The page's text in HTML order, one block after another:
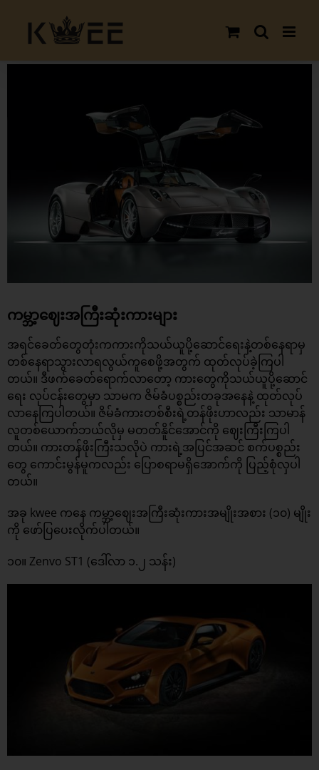
content
ကမ္ဘာ့ဈေးအကြီးဆုံးကားများ
အရင်ခေတ်တွေတုံးကကားကိုသယ်ယူပို့ဆောင်ရေးနဲ့တစ်နေရာမှ
တစ်နေရာသွားလာရလွယ်ကူစေဖို့အတွက် ထုတ်လုပ်ခဲ့ကြပါ
တယ်။ ဒီဖက်ခေတ်ရောက်လာတော့ ကားတွေကိုသယ်ယူပို့ဆောင်
ရေး လုပ်ငန်းတွေမှာ သာမက ဇိမ်ခံပစ္စည်းတခုအနေနဲ့ ထုတ်လုပ်
လာနေကြပါတယ်။ ဇိမ်ခံကားတစ်စီးရဲ့တန်ဖိုးဟာလည်း သာမာန်
လူတစ်ယောက်ဘယ်လိုမှ မတတ်နိူင်အောင်ကို ဈေးကြီးကြပါ
တယ်။ ကားတန်ဖိုးကြီးသလိုပဲ ကားရဲ့အပြင်အဆင် စက်ပစ္စည်း
တွေ ကောင်းမွန်မူကလည်း ပြောစရာမရှိအောက်ကို ပြည့်စုံလှပါ
တယ်။
အခု kwee ကနေ ကမ္ဘာ့ဈေးအကြီးဆုံးကားအမျိုးအစား (၁၀) မျိုး
ကို ဖော်ပြပေးလိုက်ပါတယ်။
၁၀။ Zenvo ST1 (ဒေါ်လာ ၁.၂ သန်း)